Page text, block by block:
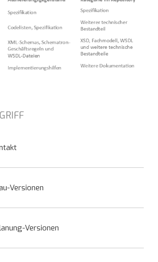
Versionen
Versionen